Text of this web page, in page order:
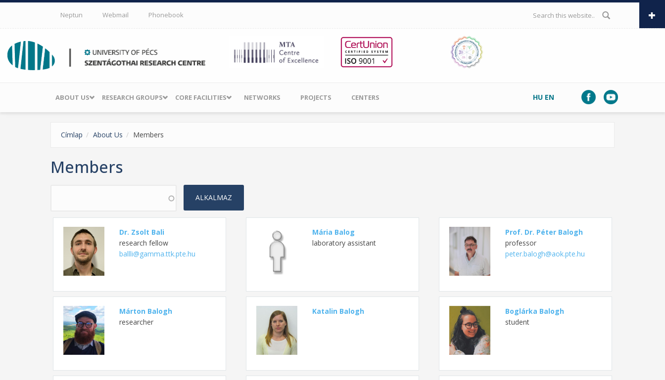
Skip to main content
Neptun Webmail Phonebook SEARCH FORM
ABOUT US RESEARCH GROUPS CORE FACILITIES NETWORKS PROJECTS CENTERS HU EN
Címlap About Us Members
Members
Dr. Zsolt Bali
research fellow
ballli@gamma.ttk.pte.hu
Mária Balog
laboratory assistant
Prof. Dr. Péter Balogh
professor
peter.balogh@aok.pte.hu
Márton Balogh
researcher
Katalin Balogh
Boglárka Balogh
student